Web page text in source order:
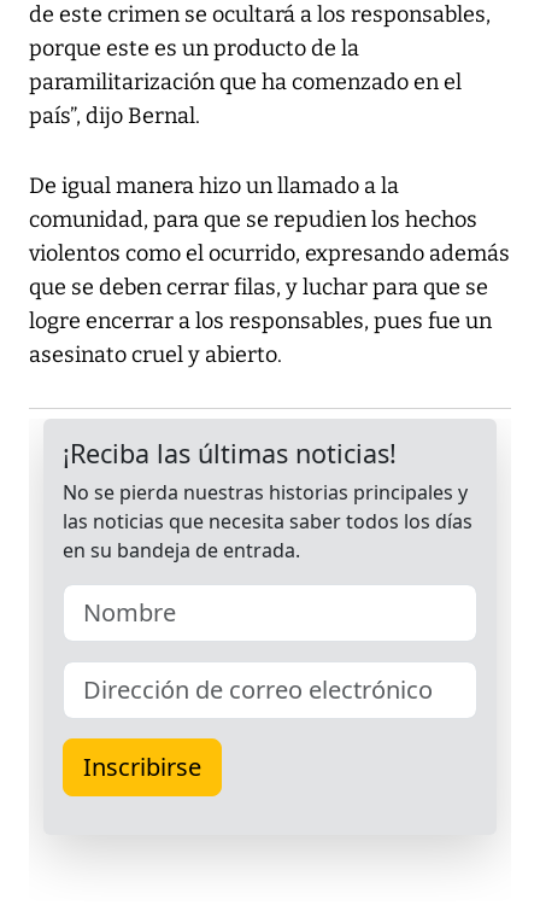
de este crimen se ocultará a los responsables,
porque este es un producto de la
paramilitarización que ha comenzado en el
país”, dijo Bernal.
De igual manera hizo un llamado a la
comunidad, para que se repudien los hechos
violentos como el ocurrido, expresando además
que se deben cerrar filas, y luchar para que se
logre encerrar a los responsables, pues fue un
asesinato cruel y abierto.